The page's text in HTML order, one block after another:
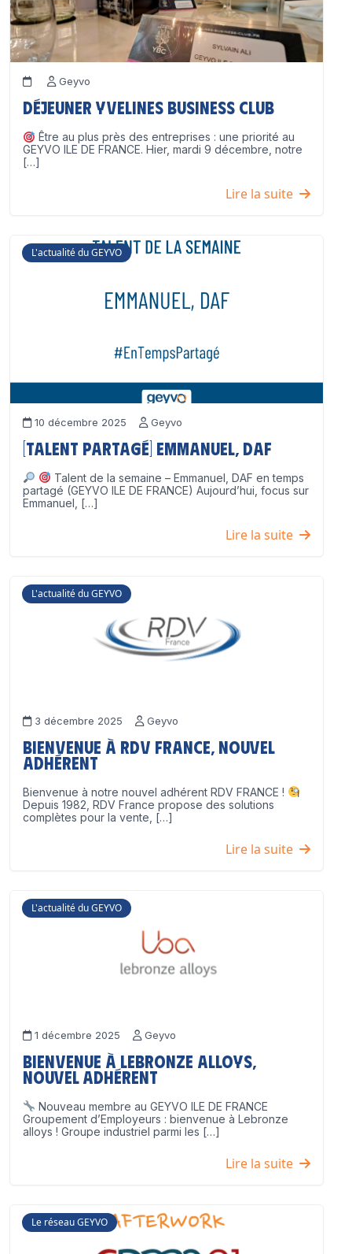
Geyvo
Déjeuner Yvelines Business Club
Être au plus près des entreprises : une priorité au
GEYVO ILE DE FRANCE. Hier, mardi 9 décembre, notre
[…]
Lire la suite
L'actualité du GEYVO
10 décembre 2025 Geyvo
[Talent partagé] Emmanuel, DAF
Talent de la semaine – Emmanuel, DAF en temps
partagé (GEYVO ILE DE FRANCE) Aujourd’hui, focus sur
Emmanuel, […]
Lire la suite
L'actualité du GEYVO
3 décembre 2025 Geyvo
Bienvenue à RDV France, nouvel
adhérent
Bienvenue à notre nouvel adhérent RDV FRANCE !
Depuis 1982, RDV France propose des solutions
complètes pour la vente, […]
Lire la suite
L'actualité du GEYVO
1 décembre 2025 Geyvo
Bienvenue à Lebronze Alloys,
nouvel adhérent
Nouveau membre au GEYVO ILE DE FRANCE
Groupement d’Employeurs : bienvenue à Lebronze
alloys ! Groupe industriel parmi les […]
Lire la suite
Le réseau GEYVO